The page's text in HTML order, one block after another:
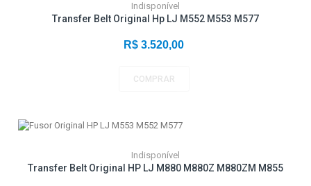
Indisponível
Transfer Belt Original Hp LJ M552 M553 M577
R$ 3.520,00
COMPRAR
Indisponível
Transfer Belt Original HP LJ M880 M880Z M880ZM M855